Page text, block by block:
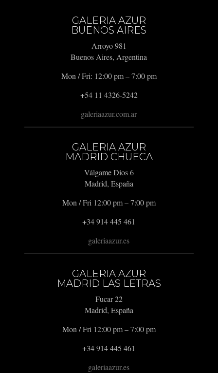
GALERIA AZUR
BUENOS AIRES
Arroyo 981
Buenos Aires, Argentina
Mon / Fri: 12:00 pm – 7:00 pm
+54 11 4326-5242
galeriaazur.com.ar
GALERIA AZUR
MADRID CHUECA
Válgame Dios 6
Madrid, España
Mon / Fri 12:00 pm – 7:00 pm
+34 914 445 461
galeriaazur.es
GALERIA AZUR
MADRID LAS LETRAS
Fucar 22
Madrid, España
Mon / Fri 12:00 pm – 7:00 pm
+34 914 445 461
galeriaazur.es